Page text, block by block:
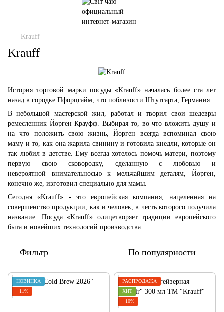
Krauff
Krauff
История торговой марки посуды «Krauff» началась более ста лет
назад в городке Пфорцгайм, что поблизости Штутгарта, Германия.
В небольшой мастерской жил, работал и творил свои шедевры
ремесленник Йорген Крауфф. Выбирая то, во что вложить душу и
на что положить свою жизнь, Йорген всегда вспоминал свою
маму и то, как она жарила свинину и готовила кнедли, которые он
так любил в детстве. Ему всегда хотелось помочь матери, поэтому
первую свою сковородку, сделанную с любовью и
невероятной внимательносью к мельчайшим деталям, Йорген,
конечно же, изготовил специально для мамы.
Сегодня «Krauff» - это европейская компания, нацеленная на
совершенство продукции, как и человек, в честь которого получила
название. Посуда «Krauff» олицетворяет традиции европейского
быта и новейших технологий производства.
Фильтр По популярности
НОВИНКА
−11%
РАСПРОДАЖА
ХИТ
−10%